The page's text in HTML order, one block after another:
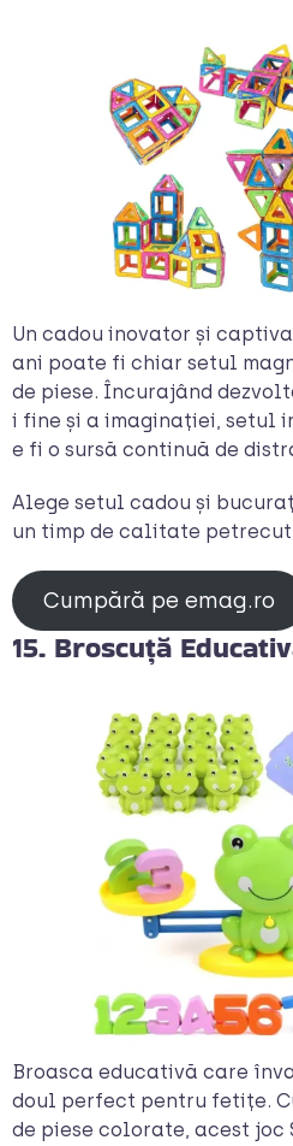
Un cadou inovator și
ani poate fi chiar setul
de piese. Încurajând
i fine și a imaginației, setul
e fi o sursă continuă de
Alege setul cadou și
un timp de calitate
Cumpără pe emag.ro
15. Broscuță
Broasca educativă care
doul perfect pentru fetițe.
de piese colorate, acest joc